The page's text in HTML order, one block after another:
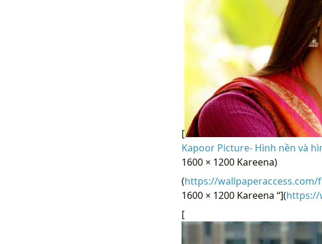
[
Kapoor Picture- Hình nền và
1600 × 1200 Kareena)
(https://wallpaperaccess.com/
1600 × 1200 Kareena “](https://
[